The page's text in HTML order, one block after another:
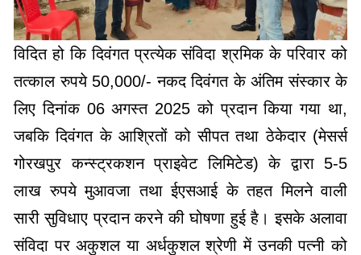
विदित हो कि दिवंगत प्रत्येक संविदा श्रमिक के परिवार को
तत्काल रुपये 50,000/- नकद दिवंगत के अंतिम संस्कार के
लिए दिनांक 06 अगस्त 2025 को प्रदान किया गया था,
जबकि दिवंगत के आश्रितों को सीपत तथा ठेकेदार (मेसर्स
गोरखपुर कन्स्ट्रकशन प्राइवेट लिमिटेड) के द्वारा 5-5
लाख रुपये मुआवजा तथा ईएसआई के तहत मिलने वाली
सारी सुविधाए प्रदान करने की घोषणा हुई है। इसके अलावा
संविदा पर अकुशल या अर्धकुशल श्रेणी में उनकी पत्नी को